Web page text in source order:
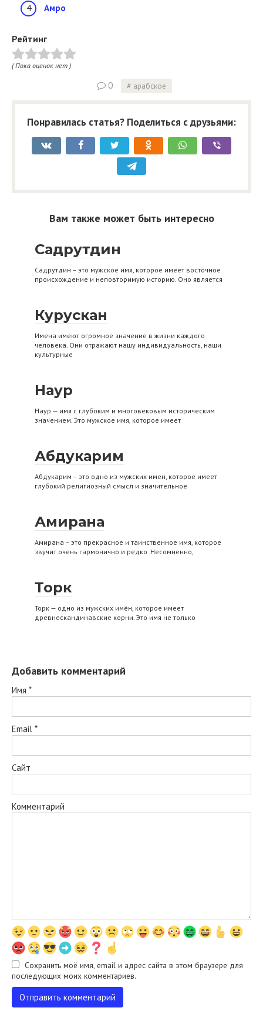
Амро
Рейтинг
( Пока оценок нет )
0 арабское
Понравилась статья? Поделиться с друзьями:
Вам также может быть интересно
Садрутдин
Садрутдин – это мужское имя, которое имеет восточное
происхождение и неповторимую историю. Оно является
Курускан
Имена имеют огромное значение в жизни каждого
человека. Они отражают нашу индивидуальность, наши
культурные
Наур
Наур — имя с глубоким и многовековым историческим
значением. Это мужское имя, которое имеет
Абдукарим
Абдукарим – это одно из мужских имен, которое имеет
глубокий религиозный смысл и значительное
Амирана
Амирана – это прекрасное и таинственное имя, которое
звучит очень гармонично и редко. Несомненно,
Торк
Торк — одно из мужских имён, которое имеет
древнескандинавские корни. Это имя не только
Добавить комментарий
Имя *
Email *
Сайт
Комментарий
Сохранить моё имя, email и адрес сайта в этом браузере для
последующих моих комментариев.